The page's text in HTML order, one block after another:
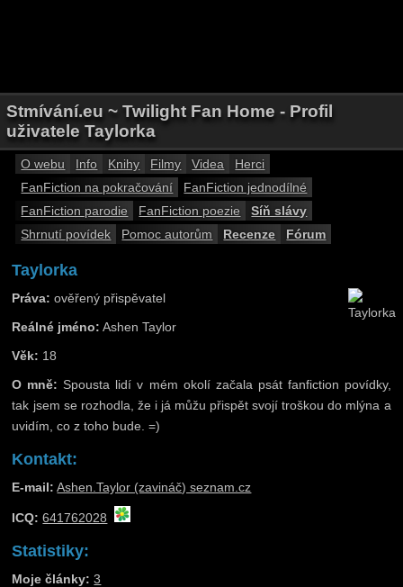
Stmívání.eu ~ Twilight Fan Home - Profil
uživatele Taylorka
O webu Info Knihy Filmy Videa
Herci
FanFiction na pokračování
FanFiction jednodílné
FanFiction parodie
FanFiction poezie
Síň slávy
Shrnutí povídek
Pomoc autorům Recenze Fórum
Taylorka
Práva: ověřený přispěvatel
Reálné jméno: Ashen Taylor
Věk: 18
O mně: Spousta lidí v mém okolí začala psát fanfiction povídky,
tak jsem se rozhodla, že i já můžu přispět svojí troškou do mlýna a
uvidím, co z toho bude. =)
Kontakt:
E-mail: Ashen.Taylor (zavináč) seznam.cz
ICQ: 641762028
Statistiky:
Moje články: 3